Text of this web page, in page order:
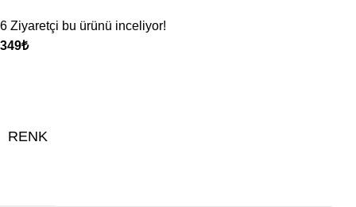
6 Ziyaretçi bu ürünü inceliyor!
₺
RENK